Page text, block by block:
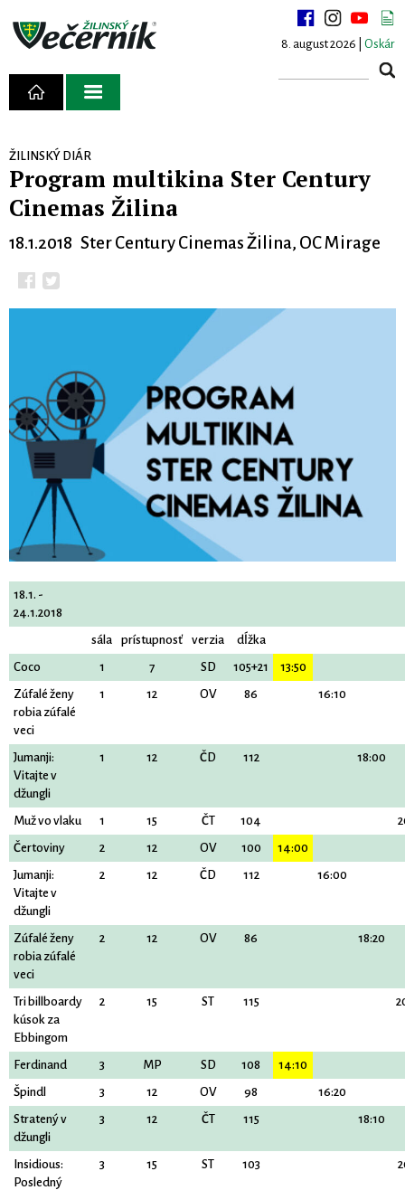
8. august 2026 | Oskár
ŽILINSKÝ DIÁR
Program multikina Ster Century
Cinemas Žilina
18.1.2018 Ster Century Cinemas Žilina, OC Mirage
18.1. -
24.1.2018
sála
prístupnosť verzia
dĺžka
Coco
1 7 SD 105+21
13:50
Zúfalé ženy
robia zúfalé
veci
1 12 OV 86 16:10
Jumanji:
Vitajte v
džungli
1 12 ČD 112 18:00
Muž vo vlaku 1 15 ČT 104
Čertoviny
2 12 OV 100
14:00
Jumanji:
Vitajte v
džungli
2 12 ČD 112 16:00
Zúfalé ženy
robia zúfalé
veci
2 12 OV 86 18:20
Tri billboardy
kúsok za
Ebbingom
2 15 ST 115
Ferdinand 3 MP SD 108
14:10
Špindl
3 12 OV 98
16:20
Stratený v
džungli
3 12 ČT 115 18:10
Insidious:
Posledný
3 15 ST 103